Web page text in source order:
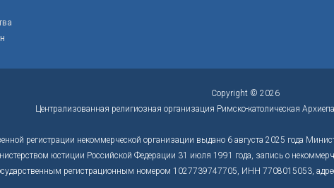
Copyright © 2026
Централизованная религиозная организация Римско-католическая
регистрации некоммерческой организации выдано 6 августа 2025 года
юстиции Российской Федерации 31 июля 1991 года, запись о
регистрационным номером 1027739747705, ИНН 7708015053,